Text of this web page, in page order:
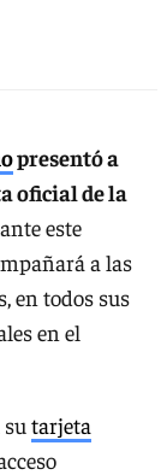
presentó a
oficial de la
este
a las
en todos sus
en el
tarjeta